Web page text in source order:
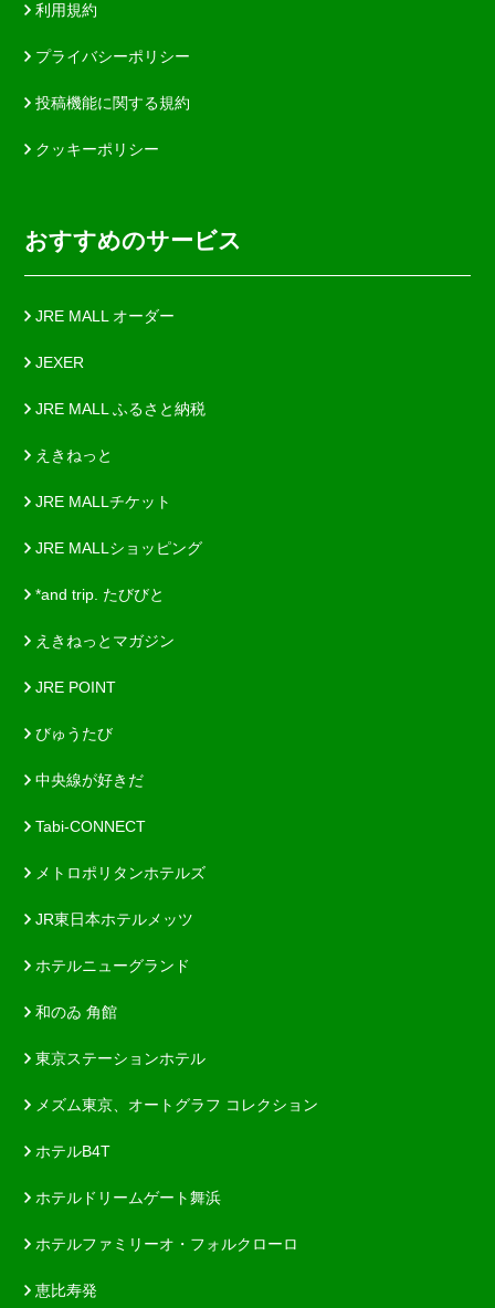
利用規約
プライバシーポリシー
投稿機能に関する規約
クッキーポリシー
おすすめのサービス
JRE MALL オーダー
JEXER
JRE MALL ふるさと納税
えきねっと
JRE MALLチケット
JRE MALLショッピング
*and trip. たびびと
えきねっとマガジン
JRE POINT
びゅうたび
中央線が好きだ
Tabi-CONNECT
メトロポリタンホテルズ
JR東日本ホテルメッツ
ホテルニューグランド
和のゐ 角館
東京ステーションホテル
メズム東京、オートグラフ コレクション
ホテルB4T
ホテルドリームゲート舞浜
ホテルファミリーオ・フォルクローロ
恵比寿発